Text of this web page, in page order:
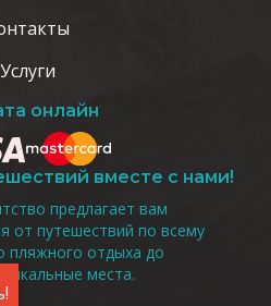
Услуги
онлайн
вместе с нами!
предлагает вам
от путешествий по всему
пляжного отдыха до
места.